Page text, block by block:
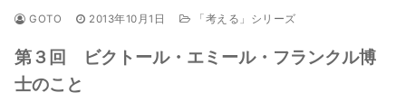
GOTO 2013年10月1日 「考える」シリーズ
第３回 ビクトール・エミール・フランクル博
士のこと